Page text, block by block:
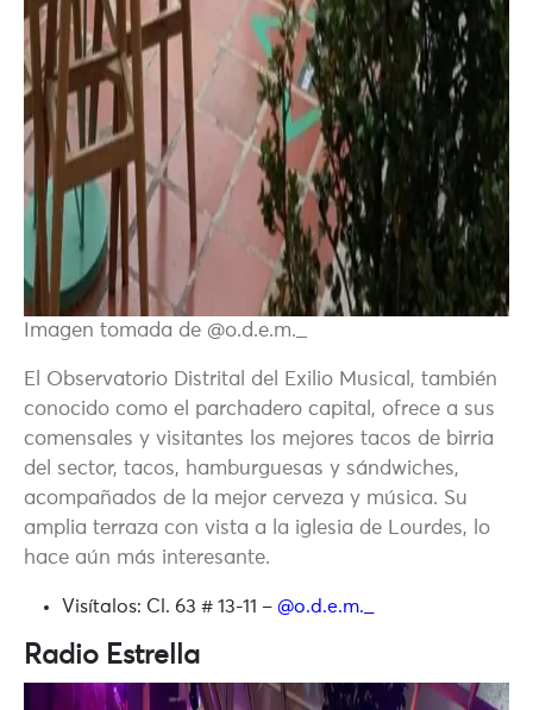
Imagen tomada de @o.d.e.m._
El Observatorio Distrital del Exilio Musical, también
conocido como el parchadero capital, ofrece a sus
comensales y visitantes los mejores tacos de birria
del sector, tacos, hamburguesas y sándwiches,
acompañados de la mejor cerveza y música. Su
amplia terraza con vista a la iglesia de Lourdes, lo
hace aún más interesante.
Visítalos: Cl. 63 # 13-11 – @o.d.e.m._
Radio Estrella